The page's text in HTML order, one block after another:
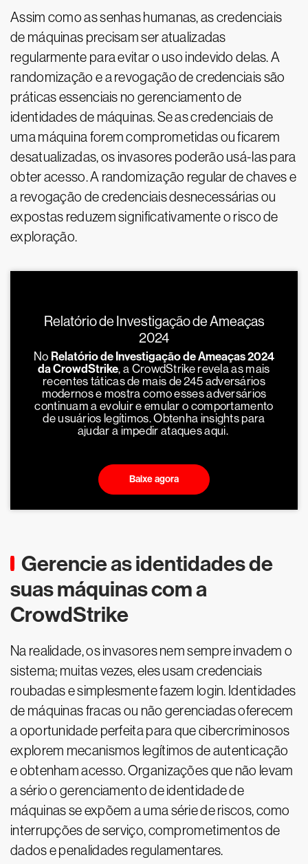
Assim como as senhas humanas, as credenciais
de máquinas precisam ser atualizadas
regularmente para evitar o uso indevido delas. A
randomização e a revogação de credenciais são
práticas essenciais no gerenciamento de
identidades de máquinas. Se as credenciais de
uma máquina forem comprometidas ou ficarem
desatualizadas, os invasores poderão usá-las para
obter acesso. A randomização regular de chaves e
a revogação de credenciais desnecessárias ou
expostas reduzem significativamente o risco de
exploração.
Relatório de Investigação de Ameaças
2024
No Relatório de Investigação de Ameaças 2024
da CrowdStrike, a CrowdStrike revela as mais
recentes táticas de mais de 245 adversários
modernos e mostra como esses adversários
continuam a evoluir e emular o comportamento
de usuários legítimos. Obtenha insights para
ajudar a impedir ataques aqui.
Baixe agora
Gerencie as identidades de
suas máquinas com a
CrowdStrike
Na realidade, os invasores nem sempre invadem o
sistema; muitas vezes, eles usam credenciais
roubadas e simplesmente fazem login. Identidades
de máquinas fracas ou não gerenciadas oferecem
a oportunidade perfeita para que cibercriminosos
explorem mecanismos legítimos de autenticação
e obtenham acesso. Organizações que não levam
a sério o gerenciamento de identidade de
máquinas se expõem a uma série de riscos, como
interrupções de serviço, comprometimentos de
dados e penalidades regulamentares.